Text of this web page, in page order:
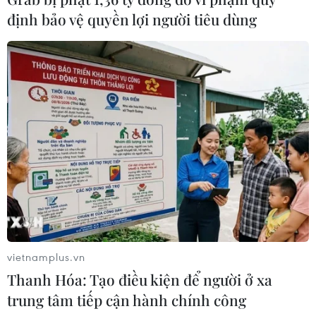
Ngân hàng Trung ương Trung Quốc
mua thêm 20 tấn vàng trong tháng 7
07/08/2026 15:21
Chuyên gia quốc tế đánh giá tích cực
về tiền đồng của Việt Nam
07/08/2026 12:46
Phép thử sức chống chịu của kinh tế
ASEAN
07/08/2026 12:35
định bảo vệ quyền lợi người tiêu dùng
vietnamplus.vn
Thanh Hóa: Tạo điều kiện để người ở xa
trung tâm tiếp cận hành chính công